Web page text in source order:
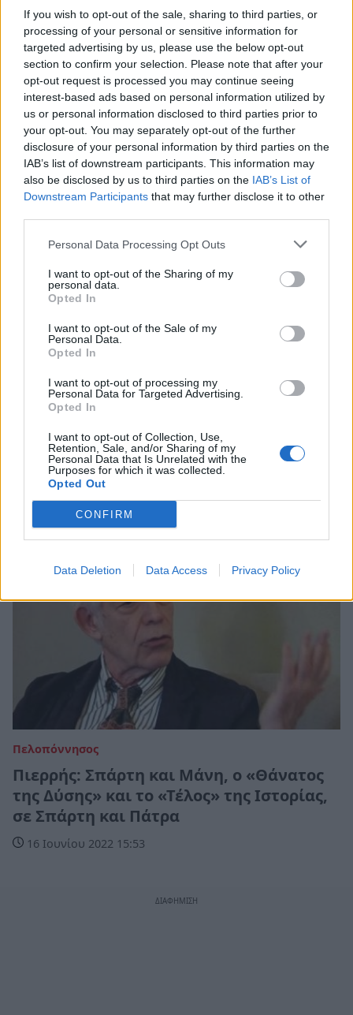
If you wish to opt-out of the sale, sharing to third parties, or
processing of your personal or sensitive information for
targeted advertising by us, please use the below opt-out
section to confirm your selection. Please note that after your
opt-out request is processed you may continue seeing
interest-based ads based on personal information utilized by
us or personal information disclosed to third parties prior to
your opt-out. You may separately opt-out of the further
disclosure of your personal information by third parties on the
IAB’s list of downstream participants. This information may
also be disclosed by us to third parties on the IAB’s List of
Downstream Participants that may further disclose it to other
Personal Data Processing Opt Outs
I want to opt-out of the Sharing of my
personal data.
Opted In
I want to opt-out of the Sale of my
Personal Data.
Opted In
I want to opt-out of processing my
Personal Data for Targeted Advertising.
Opted In
I want to opt-out of Collection, Use,
Retention, Sale, and/or Sharing of my
Personal Data that Is Unrelated with the
Purposes for which it was collected.
Opted Out
CONFIRM
Data Deletion Data Access Privacy Policy
Πελοπόννησος
Πιερρής: Σεμινάρια για τα γλυκά
Υακίνθια, τον Απόλλωνα, τον Χρόνο, τη
Μοίρα, τον Δία, στη Σπάρτη!
26 Ιουλίου 2022 17:59
Πελοπόννησος
Απ. Πιερρής: Ο Θάνατος της Δύσης και το
«Τέλος» της Ιστορίας, στην Πάτρα
30 Ιουνίου 2022 15:02
Πελοπόννησος
Πιερρής: Σπάρτη και Μάνη, ο «Θάνατος
της Δύσης» και το «Τέλος» της Ιστορίας,
σε Σπάρτη και Πάτρα
16 Ιουνίου 2022 15:53